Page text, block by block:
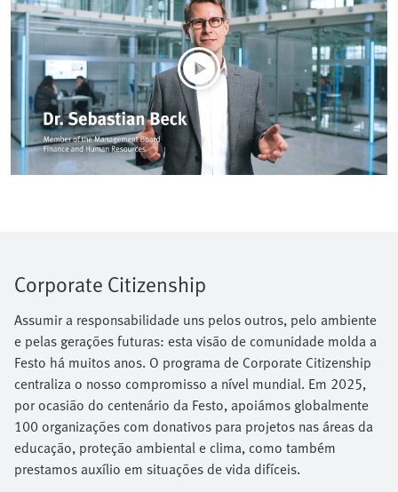
Corporate Citizenship
Assumir a responsabilidade uns pelos outros, pelo ambiente
e pelas gerações futuras: esta visão de comunidade molda a
Festo há muitos anos. O programa de Corporate Citizenship
centraliza o nosso compromisso a nível mundial. Em 2025,
por ocasião do centenário da Festo, apoiámos globalmente
100 organizações com donativos para projetos nas áreas da
educação, proteção ambiental e clima, como também
prestamos auxílio em situações de vida difíceis.